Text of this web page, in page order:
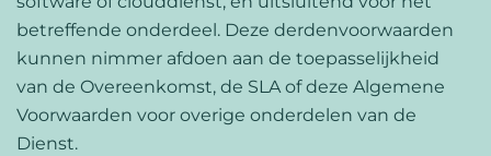
betreffende onderdeel. Deze derdenvoorwaarden
kunnen nimmer afdoen aan de toepasselijkheid
van de Overeenkomst, de SLA of deze Algemene
Voorwaarden voor overige onderdelen van de
Dienst.